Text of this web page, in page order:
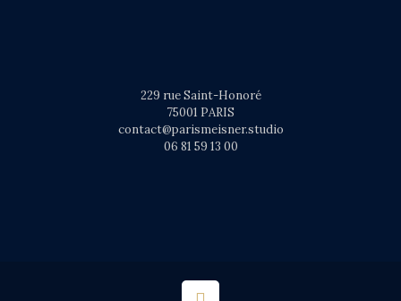
229 rue Saint-Honoré
75001 PARIS
contact@parismeisner.studio
06 81 59 13 00